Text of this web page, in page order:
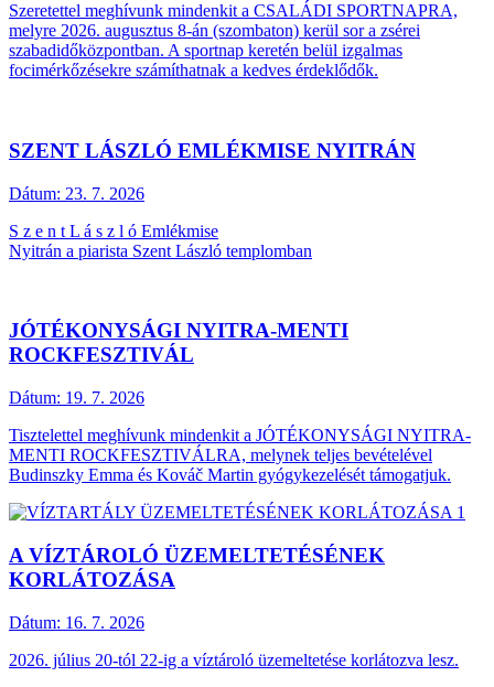
Szeretettel meghívunk mindenkit a CSALÁDI SPORTNAPRA,
melyre 2026. augusztus 8-án (szombaton) kerül sor a zsérei
szabadidőközpontban. A sportnap keretén belül izgalmas
focimérkőzésekre számíthatnak a kedves érdeklődők.
SZENT LÁSZLÓ EMLÉKMISE NYITRÁN
Dátum: 23. 7. 2026
S z e n t L á s z l ó Emlékmise
Nyitrán a piarista Szent László templomban
JÓTÉKONYSÁGI NYITRA-MENTI
ROCKFESZTIVÁL
Dátum: 19. 7. 2026
Tisztelettel meghívunk mindenkit a JÓTÉKONYSÁGI NYITRA-
MENTI ROCKFESZTIVÁLRA, melynek teljes bevételével
Budinszky Emma és Kováč Martin gyógykezelését támogatjuk.
A VÍZTÁROLÓ ÜZEMELTETÉSÉNEK
KORLÁTOZÁSA
Dátum: 16. 7. 2026
2026. július 20-tól 22-ig a víztároló üzemeltetése korlátozva lesz.